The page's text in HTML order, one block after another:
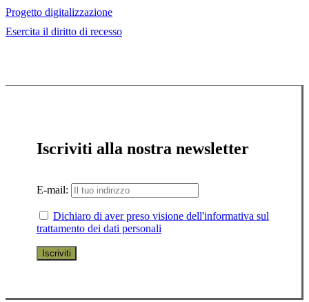
Progetto digitalizzazione
Esercita il diritto di recesso
Iscriviti alla nostra newsletter
E-mail:
Dichiaro di aver preso visione dell'informativa sul
trattamento dei dati personali